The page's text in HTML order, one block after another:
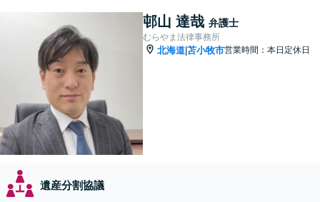
邨山 達哉 弁護士
むらやま法律事務所
北海道 苫小牧市営業時間：本日定休日
遺産分割協議